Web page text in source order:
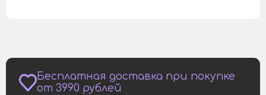
Бесплатная доставка при покупке
от 3990 рублей